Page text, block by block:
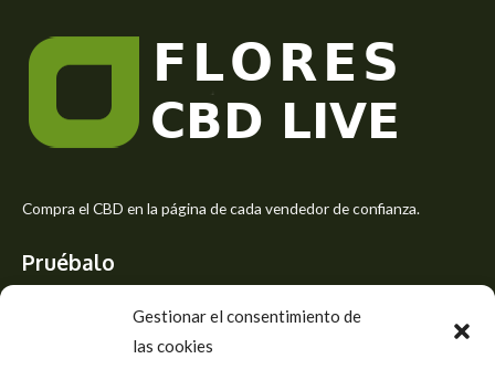
Gestionar el consentimiento de
las cookies
s
e
Compra el CBD en la página de cada vendedor de confianza.
Pruébalo
Siente el mejor aroma de las flores CBD y usa los beneficios del